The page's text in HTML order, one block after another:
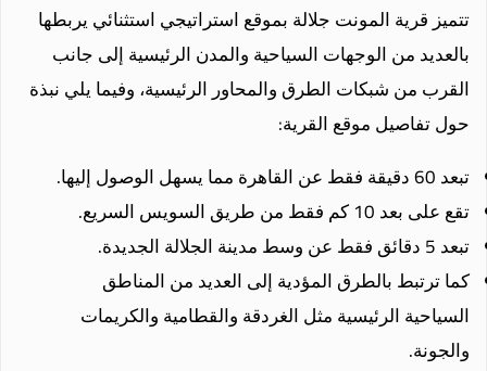
تتميز قرية المونت جلالة بموقع استراتيجي استثنائي يربطها
بالعديد من الوجهات السياحية والمدن الرئيسية إلى جانب
القرب من شبكات الطرق والمحاور الرئيسية، وفيما يلي نبذة
حول تفاصيل موقع القرية:
تبعد 60 دقيقة فقط عن القاهرة مما يسهل الوصول إليها.
تقع على بعد 10 كم فقط من طريق السويس السريع.
تبعد 5 دقائق فقط عن وسط مدينة الجلالة الجديدة.
كما ترتبط بالطرق المؤدية إلى العديد من المناطق
السياحية الرئيسية مثل الغردقة والقطامية والكريمات
والجونة.